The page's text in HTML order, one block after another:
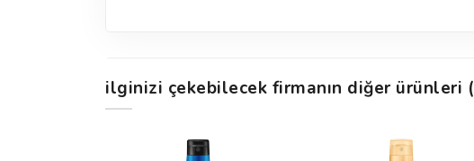
ilginizi çekebilecek firmanın diğer ürünleri (